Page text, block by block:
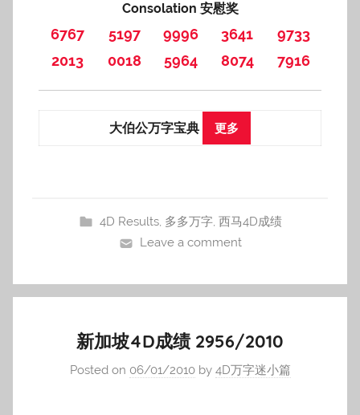
Consolation 安慰奖
6767 5197 9996 3641
9733
2013
0018 5964 8074 7916
大伯公万字宝典 更多
4D Results, 多多万字,西马4D成绩
Leave a comment
新加坡4D成绩 2956/2010
Posted on 06/01/2010by 4D万字迷小篇